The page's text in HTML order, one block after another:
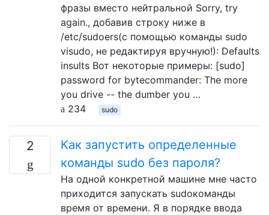
фразы вместо нейтральной Sorry, try
again., добавив строку ниже в
/etc/sudoers(с помощью команды sudo
visudo, не редактируя вручную!): Defaults
insults Вот некоторые примеры: [sudo]
password for bytecommander: The more
you drive -- the dumber you …
234
sudo
2
Как запустить определенные
команды sudo без пароля?
На одной конкретной машине мне часто
приходится запускать sudoкоманды
время от времени. Я в порядке ввода